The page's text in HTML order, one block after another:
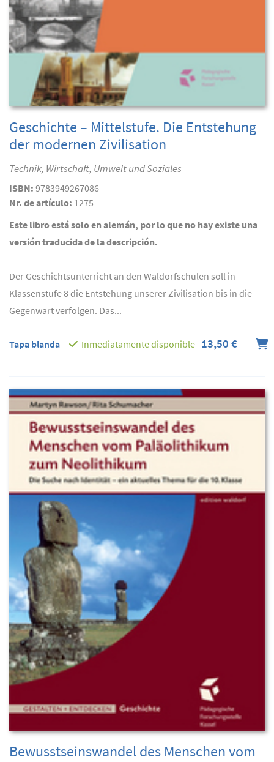
Geschichte – Mittelstufe. Die Entstehung
der modernen Zivilisation
Technik, Wirtschaft, Umwelt und Soziales
ISBN: 9783949267086
Nr. de artículo: 1275
Este libro está solo en alemán, por lo que no hay existe una
versión traducida de la descripción.
Der Geschichtsunterricht an den Waldorfschulen soll in
Klassenstufe 8 die Entstehung unserer Zivilisation bis in die
Gegenwart verfolgen. Das...
Tapa blanda Inmediatamente disponible 13,50 €
Bewusstseinswandel des Menschen vom